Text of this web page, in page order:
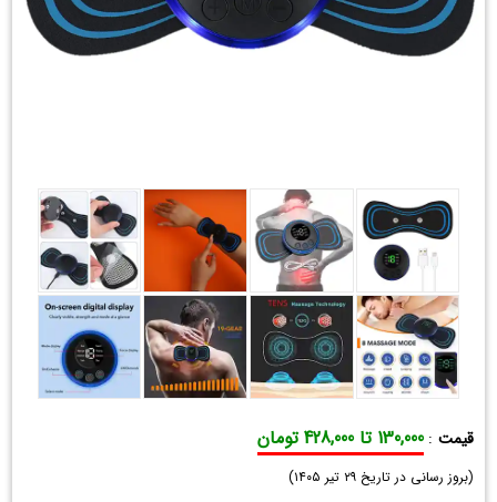
قیمت
مینی
ماساژور
: 130,000 تا 428,000 تومان
(بروز رسانی در تاریخ۲۹ تیر ۱۴۰۵ )